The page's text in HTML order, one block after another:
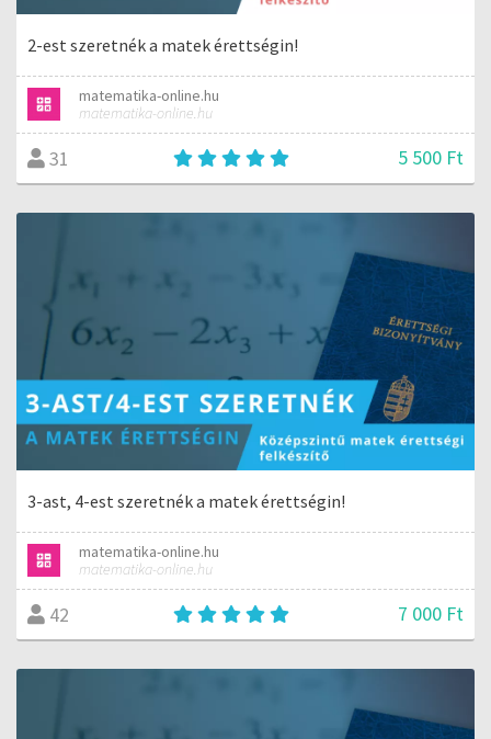
2-est szeretnék a matek érettségin!
matematika-online.hu
matematika-online.hu
31 5 500 Ft
3-ast, 4-est szeretnék a matek érettségin!
matematika-online.hu
matematika-online.hu
42 7 000 Ft